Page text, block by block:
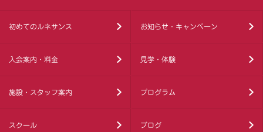
初めてのルネサンス お知らせ・キャンペーン
入会案内・料金 見学・体験
施設・スタッフ案内 プログラム
スクール ブログ